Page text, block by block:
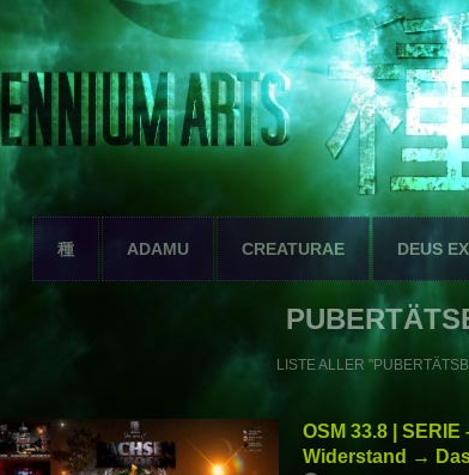
種 ADAMU CREATURAE DEUS
LISTE ALLER
OSM 33.8 |
Widerstand →